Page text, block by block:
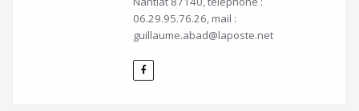
06.29.95.76.26, mail :
guillaume.abad@laposte.net